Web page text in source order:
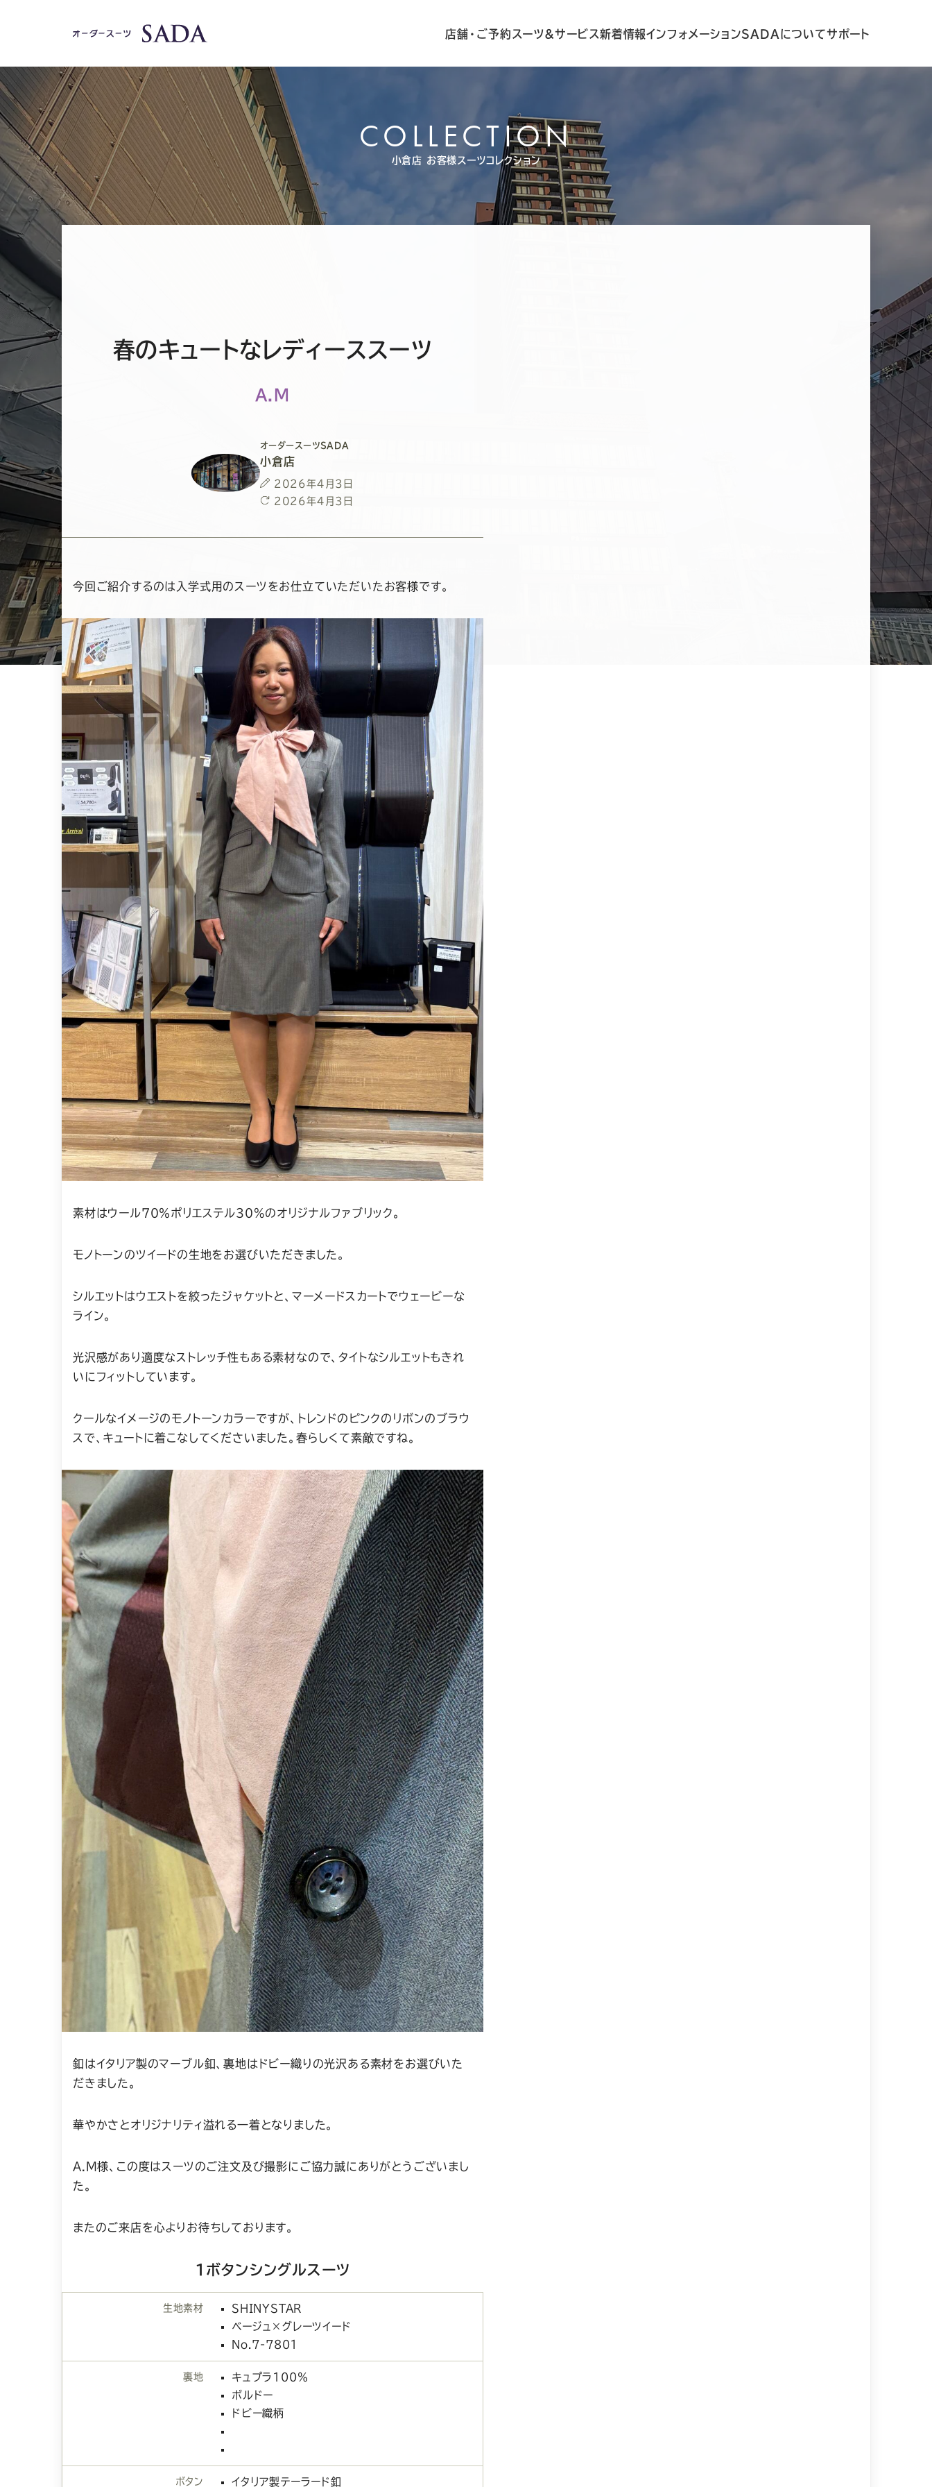
店舗・ご予約 スーツ&サービス新着情報インフォメーションSADAについてサポート
COLLECTION
小倉店 お客様スーツコレクション
春のキュートなレディーススーツ
A.M
オーダースーツSADA
小倉店
投
稿
2026年4月3日
最
更
2026年4月3日
今回ご紹介するのは入学式用のスーツをお仕立ていただいたお客様です。
素材はウール７０％ポリエステル３０%のオリジナルファブリック。
モノトーンのツイードの生地をお選びいただきました。
シルエットはウエストを絞ったジャケットと、マーメードスカートでウェービーな
ライン。
光沢感があり適度なストレッチ性もある素材なので、タイトなシルエットもきれ
いにフィットしています。
クールなイメージのモノトーンカラーですが、トレンドのピンクのリボンのブラウ
スで、キュートに着こなしてくださいました。春らしくて素敵ですね。
釦はイタリア製のマーブル釦、裏地はドビー織りの光沢ある素材をお選びいた
だきました。
華やかさとオリジナリティ溢れる一着となりました。
A.M様、この度はスーツのご注文及び撮影にご協力誠にありがとうございまし
た。
またのご来店を心よりお待ちしております。
1ボタンシングルスーツ
生地素材
SHINYSTAR
ベージュ×グレーツイード
No.7-7801
裏地
キュプラ100％
ボルドー
ドビー織柄
ボタン イタリア製テーラード釦